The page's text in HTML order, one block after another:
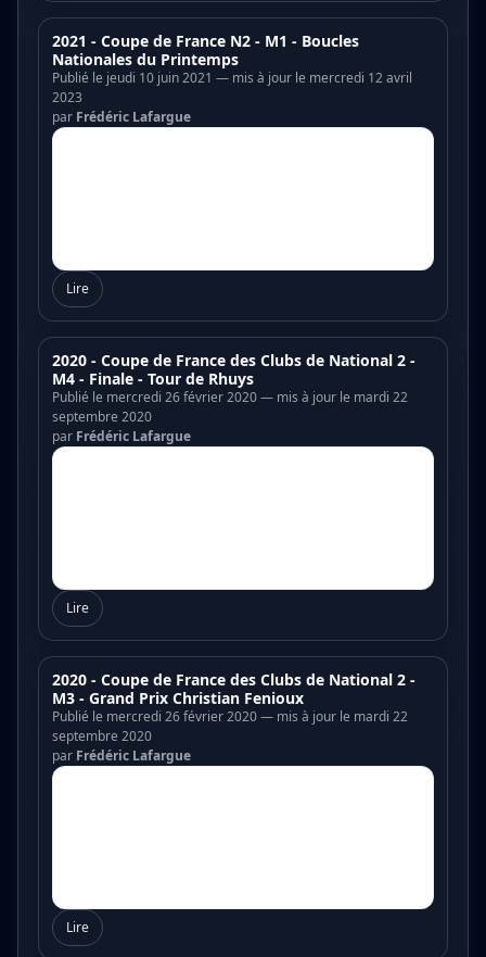
2021 - Coupe de France N2 - M1 - Boucles
Nationales du Printemps
Publié le jeudi 10 juin 2021 — mis à jour le mercredi 12 avril
2023
par Frédéric Lafargue
Lire
2020 - Coupe de France des Clubs de National 2 -
M4 - Finale - Tour de Rhuys
Publié le mercredi 26 février 2020 — mis à jour le mardi 22
septembre 2020
par Frédéric Lafargue
Lire
2020 - Coupe de France des Clubs de National 2 -
M3 - Grand Prix Christian Fenioux
Publié le mercredi 26 février 2020 — mis à jour le mardi 22
septembre 2020
par Frédéric Lafargue
Lire